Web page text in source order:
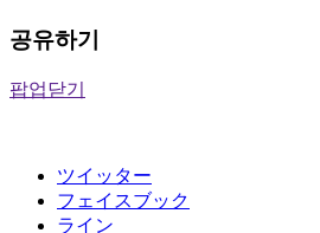
공유하기
팝업닫기
ツイッター
フェイスブック
ライン